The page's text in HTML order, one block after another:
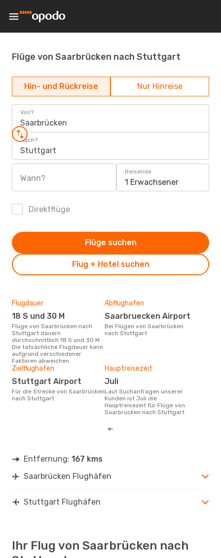
Flüge von Saarbrücken nach Stuttgart
Hin- und Rückreise Nur Hinreise
Von?
Saarbrücken
Nach?
Stuttgart
Wann?
Reisende
1 Erwachsener
Direktflüge
Flug + Hotel suchen
Flüge suchen
Flugdauer
18 S und 30 M
Flüge von Saarbrücken nach
Stuttgart dauern
durchschnittlich 18 S und 30 M.
Die tatsächliche Flugdauer kann
aufgrund verschiedener
Faktoren abweichen.
Abflughafen
Saarbruecken Airport
Bei Flügen von Saarbrücken
nach Stuttgart
Zielflughafen
Stuttgart Airport
Für die Strecke von Saarbrücken
nach Stuttgart
Hauptreisezeit
Juli
Laut Suchanfragen unserer
Kunden ist Juli die
Hauptreisezeit für Flüge von
Saarbrücken nach Stuttgart
Entfernung: 167 kms
Saarbrücken Flughäfen
Stuttgart Flughäfen
Ihr Flug von Saarbrücken nach